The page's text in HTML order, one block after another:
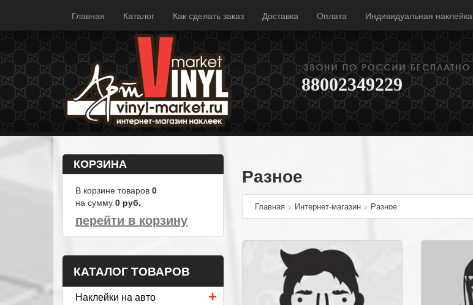
Главная Каталог Как сделать заказ Доставка Оплата Индивидуальная наклейка
88002349229
Разное
Главная> Интернет-магазин> Разное
КОРЗИНА
В корзине товаров 0
на сумму 0 руб.
перейти в корзину
КАТАЛОГ ТОВАРОВ
+
Наклейки на авто